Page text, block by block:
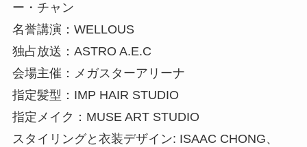
ー・チャン
名誉講演：WELLOUS
独占放送：ASTRO A.E.C
会場主催：メガスターアリーナ
指定髪型：IMP HAIR STUDIO
指定メイク：MUSE ART STUDIO
スタイリングと衣装デザイン: ISAAC CHONG、